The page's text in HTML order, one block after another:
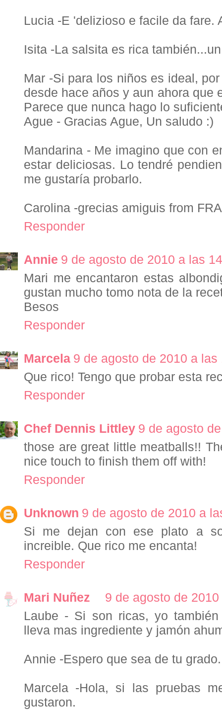
Lucia -E 'delizioso e facile da fare.
Isita -La salsita es rica
Mar -Si para los niños es ideal,
desde hace años y aun ahora que
Parece que nunca hago lo
Ague - Gracias Ague, Un saludo :)
Mandarina - Me imagino que con
estar deliciosas. Lo tendré
me gustaría probarlo.
Carolina -grecias amiguis from
Responder
Annie 9 de agosto de 2010 a las
Mari me encantaron estas
gustan mucho tomo nota de la
Besos
Responder
Marcela 9 de agosto de 2010 a las
Que rico! Tengo que probar esta
Responder
Chef Dennis Littley 9 de agosto
those are great little meatballs!!
nice touch to finish them off with!
Responder
Unknown 9 de agosto de 2010 a
Si me dejan con ese plato a
increible. Que rico me encanta!
Responder
Mari Nuñez
9 de agosto de
Laube - Si son ricas, yo
lleva mas ingrediente y jamón
Annie -Espero que sea de tu
Marcela -Hola, si las pruebas
gustaron.